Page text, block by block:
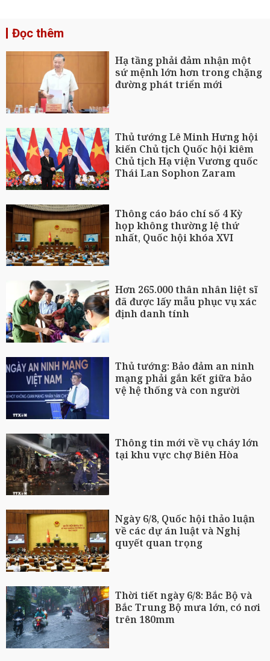
Đọc thêm
Hạ tầng phải đảm nhận một
sứ mệnh lớn hơn trong chặng
đường phát triển mới
Thủ tướng Lê Minh Hưng hội
kiến Chủ tịch Quốc hội kiêm
Chủ tịch Hạ viện Vương quốc
Thái Lan Sophon Zaram
Thông cáo báo chí số 4 Kỳ
họp không thường lệ thứ
nhất, Quốc hội khóa XVI
Hơn 265.000 thân nhân liệt sĩ
đã được lấy mẫu phục vụ xác
định danh tính
Thủ tướng: Bảo đảm an ninh
mạng phải gắn kết giữa bảo
vệ hệ thống và con người
Thông tin mới về vụ cháy lớn
tại khu vực chợ Biên Hòa
Ngày 6/8, Quốc hội thảo luận
về các dự án luật và Nghị
quyết quan trọng
Thời tiết ngày 6/8: Bắc Bộ và
Bắc Trung Bộ mưa lớn, có nơi
trên 180mm